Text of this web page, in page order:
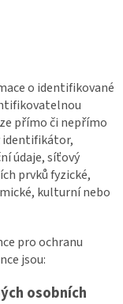
o identifikované
přímo či nepřímo
identifikátor,
údaje, síťový
prvků fyzické,
kulturní nebo
pro ochranu
jsou:
osobních